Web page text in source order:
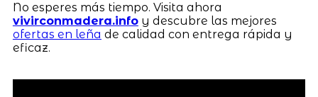
No esperes más tiempo. Visita ahora
vivirconmadera.infoy descubre las mejores
ofertas en leña de calidad con entrega rápida y
eficaz.